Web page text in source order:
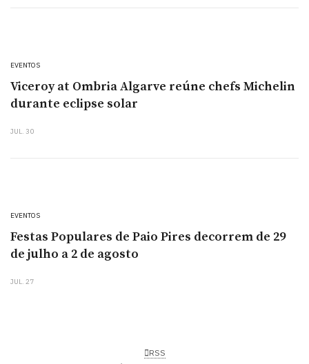
EVENTOS
Viceroy at Ombria Algarve reúne chefs Michelin
durante eclipse solar
JUL. 30
EVENTOS
Festas Populares de Paio Pires decorrem de 29
de julho a 2 de agosto
JUL. 27
RSS